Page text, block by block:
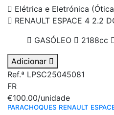
Elétrica e Eletrónica
RENAULT ESPACE 4 2.2
GASÓLEO
2188cc
Adicionar
Ref.ª LPSC25045081
FR
€100.00/unidade
PARACHOQUES RENAULT